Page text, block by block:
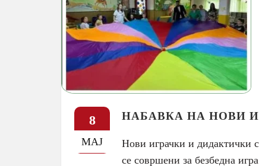
8
МАЈ
НАБАВКА НА НОВИ
Нови играчки и дидактички
се совршени за безбедна